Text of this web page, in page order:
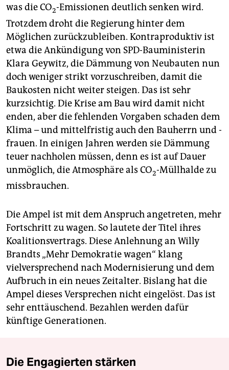
was die CO2-Emissionen deutlich senken wird.
Trotzdem droht die Regierung hinter dem
Möglichen zurückzubleiben. Kontraproduktiv ist
etwa die Ankündigung von SPD-Bauministerin
Klara Geywitz, die Dämmung von Neubauten nun
doch weniger strikt vorzuschreiben, damit die
Baukosten nicht weiter steigen. Das ist sehr
kurzsichtig. Die Krise am Bau wird damit nicht
enden, aber die fehlenden Vorgaben schaden dem
Klima – und mittelfristig auch den Bauherrn und -
frauen. In einigen Jahren werden sie Dämmung
teuer nachholen müssen, denn es ist auf Dauer
unmöglich, die Atmosphäre als CO2-Müllhalde zu
missbrauchen.
Die Ampel ist mit dem Anspruch angetreten, mehr
Fortschritt zu wagen. So lautete der Titel ihres
Koalitionsvertrags. Diese Anlehnung an Willy
Brandts „Mehr Demokratie wagen“ klang
vielversprechend nach Modernisierung und dem
Aufbruch in ein neues Zeitalter. Bislang hat die
Ampel dieses Versprechen nicht eingelöst. Das ist
sehr enttäuschend. Bezahlen werden dafür
künftige Generationen.
Die Engagierten stärken